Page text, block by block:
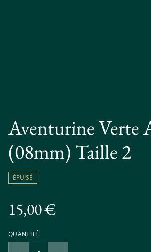
Aventurine Verte
(08mm) Taille 2
ÉPUISÉ
15,00 €
QUANTITÉ